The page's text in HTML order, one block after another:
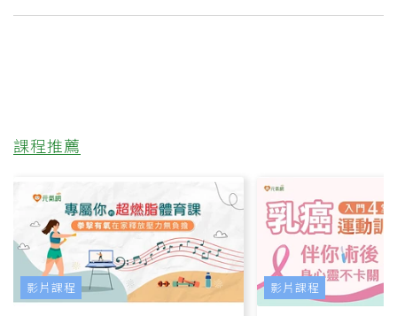
課程推薦
影片課程 影片課程